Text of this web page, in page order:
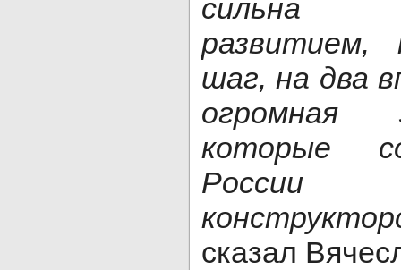
сильна
шаг, на два
огромная
которые
сказал